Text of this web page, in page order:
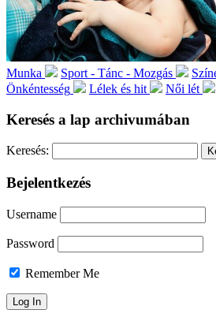
Munka
Sport - Tánc - Mozgás
Önkéntesség
Lélek és hit Női lét
Keresés a lap archivumában
Keresés:
Bejelentkezés
Username
Password
Remember Me